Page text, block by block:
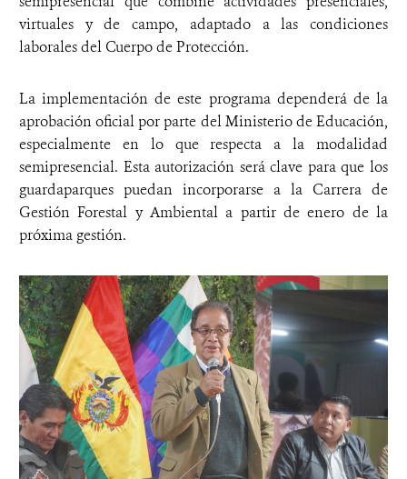
virtuales y de campo, adaptado a las condiciones
laborales del Cuerpo de Protección.
La implementación de este programa dependerá de la
aprobación oficial por parte del Ministerio de Educación,
especialmente en lo que respecta a la modalidad
semipresencial. Esta autorización será clave para que los
guardaparques puedan incorporarse a la Carrera de
Gestión Forestal y Ambiental a partir de enero de la
próxima gestión.